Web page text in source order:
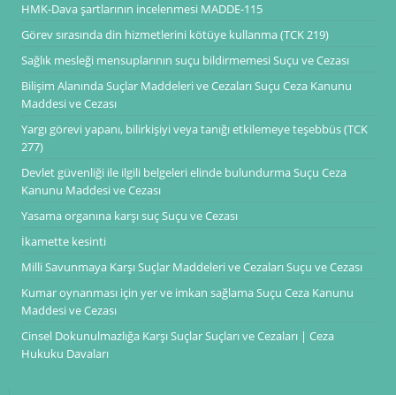
HMK-Dava şartlarının incelenmesi ​​​​​​​MADDE-115
Görev sırasında din hizmetlerini kötüye kullanma (TCK 219)
Sağlık mesleği mensuplarının suçu bildirmemesi Suçu ve Cezası
Bilişim Alanında Suçlar Maddeleri ve Cezaları Suçu Ceza Kanunu
Maddesi ve Cezası
Yargı görevi yapanı, bilirkişiyi veya tanığı etkilemeye teşebbüs (TCK
277)
Devlet güvenliği ile ilgili belgeleri elinde bulundurma Suçu Ceza
Kanunu Maddesi ve Cezası
Yasama organına karşı suç Suçu ve Cezası
İkamette kesinti
Milli Savunmaya Karşı Suçlar Maddeleri ve Cezaları Suçu ve Cezası
Kumar oynanması için yer ve imkan sağlama Suçu Ceza Kanunu
Maddesi ve Cezası
Cinsel Dokunulmazlığa Karşı Suçlar Suçları ve Cezaları | Ceza
Hukuku Davaları